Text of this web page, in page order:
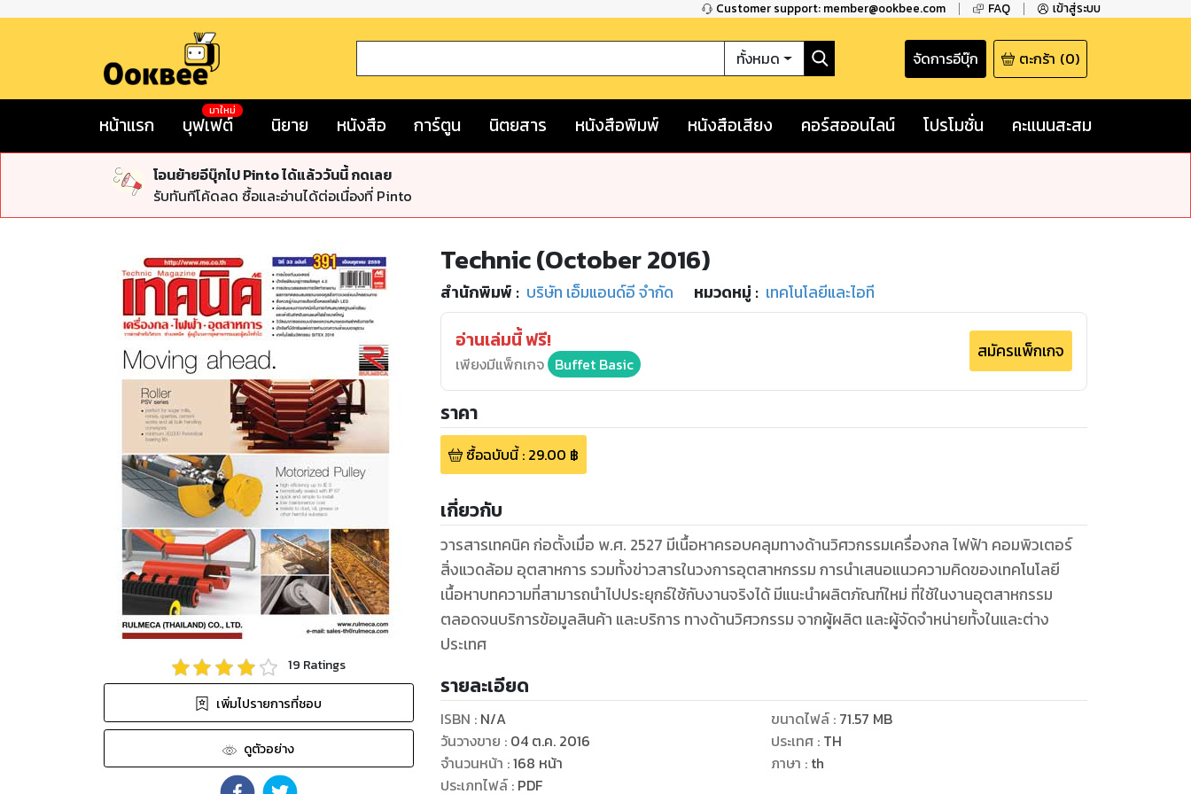
Customer support: member@ookbee.com FAQ เข้าสู่ระบบ
ทั้งหมด จัดการอีบุ๊ก ตะกร้า (0)
หน้าแรก บุฟเฟต์
มาใหม่
นิยาย หนังสือ การ์ตูน นิตยสาร หนังสือพิมพ์ หนังสือเสียง คอร์สออนไลน์ โปรโมชั่น คะแนนสะสม
โอนย้ายอีบุ๊กไป Pinto ได้แล้ววันนี้ กดเลย
รับทันทีโค้ดลด ซื้อและอ่านได้ต่อเนื่องที่ Pinto
19 Ratings
เพิ่มไปรายการที่ชอบ
ดูตัวอย่าง
Technic (October 2016)
สำนักพิมพ์ : บริษัท เอ็มแอนด์อี จำกัด หมวดหมู่ : เทคโนโลยีและไอที
อ่านเล่มนี้ ฟรี!
เพียงมีแพ็กเกจ Buffet Basic
สมัครแพ็กเกจ
ราคา
ซื้อฉบับนี้: 29.00 ฿
เกี่ยวกับ
วารสารเทคนิค ก่อตั้งเมื่อ พ.ศ. 2527 มีเนื้อหาครอบคลุมทางด้านวิศวกรรมเครื่องกล ไฟฟ้า คอมพิวเตอร์
สิ่งแวดล้อม อุตสาหการ รวมทั้งข่าวสารในวงการอุตสาหกรรม การนำเสนอแนวความคิดของเทคโนโลยี
เนื้อหาบทความที่สามารถนำไปประยุกธ์ใช้กับงานจริงได้ มีแนะนำผลิตภัณฑ์ใหม่ ที่ใช้ในงานอุตสาหกรรม
ตลอดจนบริการข้อมูลสินค้า และบริการ ทางด้านวิศวกรรม จากผู้ผลิต และผู้จัดจำหน่ายทั้งในและต่าง
ประเทศ
รายละเอียด
ISBN : N/A
วันวางขาย : 04 ต.ค. 2016
จำนวนหน้า :168 หน้า
ประเภทไฟล์: PDF
ขนาดไฟล์: 71.57 MB
ประเทศ : TH
ภาษา : th